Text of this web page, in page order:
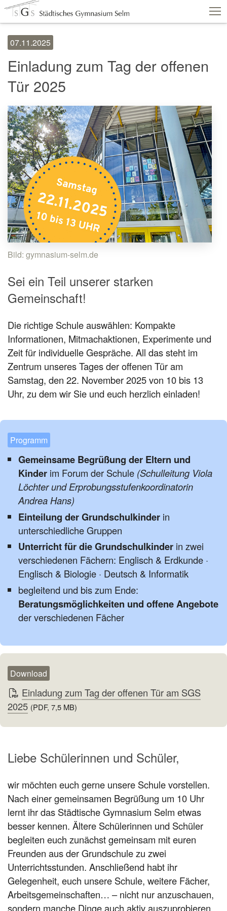
Schulshop
Vertretungen Kontakt
Aktuelles
Personen
Service
07.11.2025
Einladung zum Tag der offenen
Tür 2025
Bild: gymnasium-selm.de
Sei ein Teil unserer starken
Gemeinschaft!
Die richtige Schule auswählen: Kompakte
Informationen, Mitmachaktionen, Experimente und
Zeit für individuelle Gespräche. All das steht im
Zentrum unseres Tages der offenen Tür am
Samstag, den 22. November 2025 von 10 bis 13
Uhr, zu dem wir Sie und euch herzlich einladen!
Programm
Gemeinsame Begrüßung der Eltern und
Kinder im Forum der Schule (Schulleitung Viola
Löchter und Erprobungsstufenkoordinatorin
Andrea Hans)
Einteilung der Grundschulkinder in
unterschiedliche Gruppen
Unterricht für die Grundschulkinder in zwei
verschiedenen Fächern: Englisch & Erdkunde ·
Englisch & Biologie · Deutsch & Informatik
begleitend und bis zum Ende:
Beratungsmöglichkeiten und offene Angebote
der verschiedenen Fächer
Download
Einladung zum Tag der offenen Tür am SGS
2025 (PDF, 7,5 MB)
Liebe Schülerinnen und Schüler,
wir möchten euch gerne unsere Schule vorstellen.
Nach einer gemeinsamen Begrüßung um 10 Uhr
lernt ihr das Städtische Gymnasium Selm etwas
besser kennen. Ältere Schülerinnen und Schüler
begleiten euch zunächst gemeinsam mit euren
Freunden aus der Grundschule zu zwei
Unterrichtsstunden. Anschließend habt ihr
Gelegenheit, euch unsere Schule, weitere Fächer,
Arbeitsgemeinschaften… – nicht nur anzuschauen,
sondern manche Dinge auch aktiv auszuprobieren.